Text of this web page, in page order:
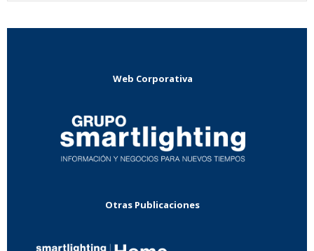
Web Corporativa
Otras Publicaciones